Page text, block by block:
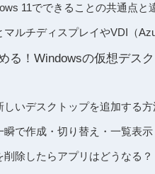
11でできることの共通点と
ルチディスプレイやVDI（
る！Windowsの仮想デス
いデスクトップを追加する方
瞬で作成・切り替え・一覧表示
除したらアプリはどうなる？